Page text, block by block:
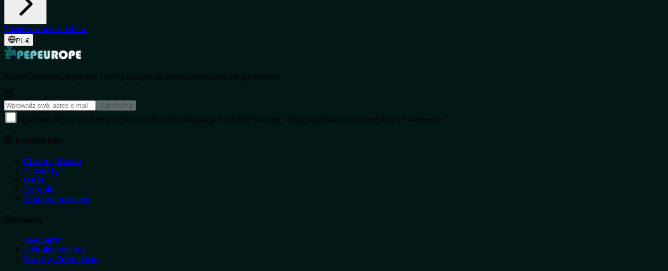
Znajdź swój produkt →
PL·€
Subskrybuj
Strona główna
Produkty
O nas
Kontakt
Śledź zamówienie
Regulamin
Polityka Wysyłki
Zwroty i Refundacje